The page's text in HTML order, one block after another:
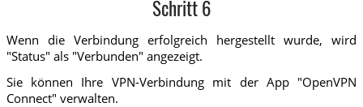
Schritt 6
Wenn die Verbindung erfolgreich hergestellt wurde, wird
"Status" als "Verbunden" angezeigt.
Sie können Ihre VPN-Verbindung mit der App "OpenVPN
Connect" verwalten.